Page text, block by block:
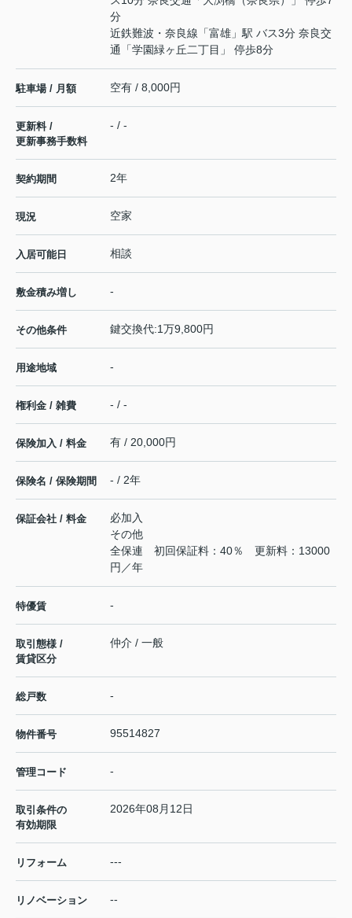
分
近鉄難波・奈良線 「富雄 」駅 バス3分 奈良交
通「学園緑ヶ丘二丁目」 停歩8分
駐車場 / 月額 空有 / 8,000円
更新料 /
更新事務手数料
- / -
契約期間 2年
現況 空家
入居可能日 相談
敷金積み増し -
その他条件 鍵交換代:1万9,800円
用途地域 -
権利金 / 雑費 - / -
保険加入 / 料金 有 / 20,000円
保険名 / 保険期間 - / 2年
保証会社 / 料金
必加入
その他
全保連 初回保証料：40％ 更新料：13000
円／年
特優賃 -
取引態様 /
賃貸区分
仲介 / 一般
総戸数 -
物件番号 95514827
管理コード -
取引条件の
有効期限
2026年08月12日
リフォーム ---
リノベーション --